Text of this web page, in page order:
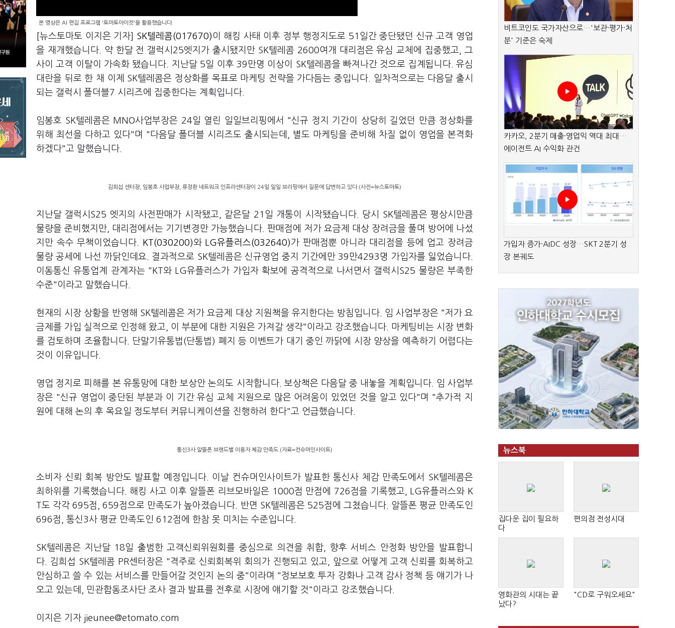
본 영상은 AI 편집 프로그램 '토마토아이컷'을 활용했습니다.
[뉴스토마토 이지은 기자] SK텔레콤(017670)이 해킹 사태 이후 정부 행정지도로 51일간 중단됐던 신규 고객 영업
을 재개했습니다. 약 한달 전 갤럭시25엣지가 출시됐지만 SK텔레콤 2600여개 대리점은 유심 교체에 집중했고, 그
사이 고객 이탈이 가속화 됐습니다. 지난달 5일 이후 39만명 이상이 SK텔레콤을 빠져나간 것으로 집계됩니다. 유심
대란을 뒤로 한 채 이제 SK텔레콤은 정상화를 목표로 마케팅 전략을 가다듬는 중입니다. 일차적으로는 다음달 출시
되는 갤럭시 폴더블7 시리즈에 집중한다는 계획입니다.
임봉호 SK텔레콤은 MNO사업부장은 24일 열린 일일브리핑에서 "신규 정지 기간이 상당히 길었던 만큼 정상화를
위해 최선을 다하고 있다"며 "다음달 폴더블 시리즈도 출시되는데, 별도 마케팅을 준비해 차질 없이 영업을 본격화
하겠다"고 말했습니다.
김희섭 센터장, 임봉호 사업부장, 류정환 네트워크 인프라센터장이 24일 일일 브리핑에서 질문에 답변하고 있다.(사진=뉴스토마토)
지난달 갤럭시S25 엣지의 사전판매가 시작됐고, 같은달 21일 개통이 시작됐습니다. 당시 SK텔레콤은 평상시만큼
물량을 준비했지만, 대리점에서는 기기변경만 가능했습니다. 판매점에 저가 요금제 대상 장려금을 풀며 방어에 나섰
지만 속수 무책이었습니다.
KT(030200)와 LG유플러스(032640)가 판매점뿐 아니라 대리점을 등에 업고 장려금
물량 공세에 나선 까닭인데요. 결과적으로 SK텔레콤은 신규영업 중지 기간에만 39만4293명 가입자를 잃었습니다.
이동통신 유통업계 관계자는 "KT와 LG유플러스가 가입자 확보에 공격적으로 나서면서 갤럭시S25 물량은 부족한
수준"이라고 말했습니다.
현재의 시장 상황을 반영해 SK텔레콤은 저가 요금제 대상 지원책을 유지한다는 방침입니다. 임 사업부장은 "저가 요
금제를 가입 실적으로 인정해 왔고, 이 부분에 대한 지원은 가져갈 생각"이라고 강조했습니다. 마케팅비는 시장 변화
를 검토하며 조율합니다. 단말기유통법(단통법) 폐지 등 이벤트가 대기 중인 까닭에 시장 양상을 예측하기 어렵다는
것이 이유입니다.
영업 정지로 피해를 본 유통망에 대한 보상안 논의도 시작합니다. 보상책은 다음달 중 내놓을 계획입니다. 임 사업부
장은 "신규 영업이 중단된 부분과 이 기간 유심 교체 지원으로 많은 어려움이 있었던 것을 알고 있다"며 "추가적 지
원에 대해 논의 후 목요일 정도부터 커뮤니케이션을 진행하려 한다"고 언급했습니다.
통신3사·알뜰폰 브랜드별 이용자 체감 만족도.(자료=컨슈머인사이트)
소비자 신뢰 회복 방안도 발표할 예정입니다. 이날 컨슈머인사이트가 발표한 통신사 체감 만족도에서 SK텔레콤은
최하위를 기록했습니다. 해킹 사고 이후 알뜰폰 리브모바일은 1000점 만점에 726점을 기록했고, LG유플러스와 K
T도 각각 695점, 659점으로 만족도가 높아졌습니다. 반면 SK텔레콤은 525점에 그쳤습니다. 알뜰폰 평균 만족도인
696점, 통신3사 평균 만족도인 612점에 한참 못 미치는 수준입니다.
SK텔레콤은 지난달 18일 출범한 고객신뢰위원회를 중심으로 의견을 취합, 향후 서비스 안정화 방안을 발표합니
다. 김희섭 SK텔레콤 PR센터장은 "격주로 신뢰회복위 회의가 진행되고 있고, 앞으로 어떻게 고객 신뢰를 회복하고
안심하고 쓸 수 있는 서비스를 만들어갈 것인지 논의 중"이라며 "정보보호 투자 강화나 고객 감사 정책 등 얘기가 나
오고 있는데, 민관합동조사단 조사 결과 발표를 전후로 시장에 얘기할 것"이라고 강조했습니다.
이지은 기자 jieunee@etomato.com
비트코인도 국가자산으로…'보관·평가·처
분' 기준은 숙제
카카오, 2분기 매출·영업익 역대 최대…
에이전트 AI 수익화 관건
가입자 증가·AIDC 성장…SKT 2분기 성
장 본궤도
뉴스북
집다운 집이 필요하
다
편의점 전성시대
영화관의 시대는 끝
났다?
"CD로 구워오세요"